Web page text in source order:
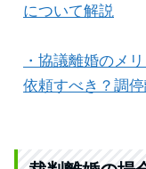
について解説
・協議離婚のメ
依頼すべき？調